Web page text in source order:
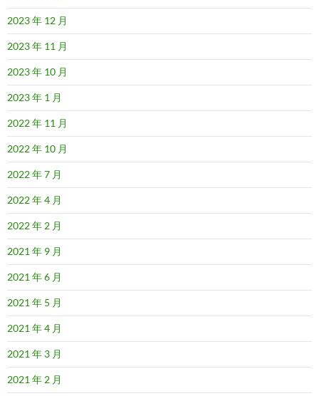
2023 年 12 月
2023 年 11 月
2023 年 10 月
2023 年 1 月
2022 年 11 月
2022 年 10 月
2022 年 7 月
2022 年 4 月
2022 年 2 月
2021 年 9 月
2021 年 6 月
2021 年 5 月
2021 年 4 月
2021 年 3 月
2021 年 2 月